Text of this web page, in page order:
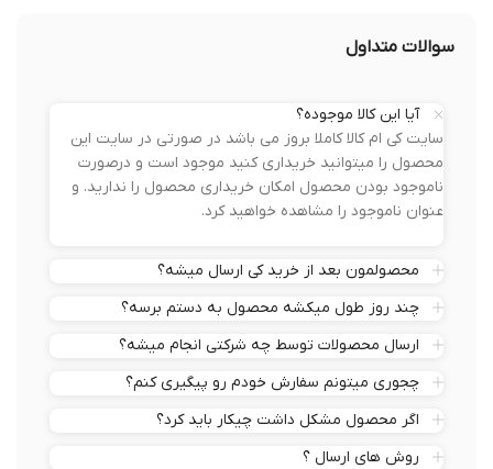
سوالات متداول
آیا این کالا موجوده؟
سایت کی ام کالا کاملا بروز می باشد در صورتی در سایت این
محصول را میتوانید خریداری کنید موجود است و درصورت
ناموجود بودن محصول امکان خریداری محصول را ندارید. و
عنوان ناموجود را مشاهده خواهید کرد.
محصولمون بعد از خرید کی ارسال میشه؟
چند روز طول میکشه محصول به دستم برسه؟
ارسال محصولات توسط چه شرکتی انجام میشه؟
چجوری میتونم سفارش خودم رو پیگیری کنم؟
اگر محصول مشکل داشت چیکار باید کرد؟
روش های ارسال ؟